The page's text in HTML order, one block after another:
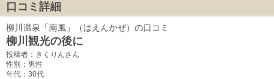
口コミ詳細
柳川温泉「南風」（はえんかぜ）の口コミ
柳川観光の後に
投稿者：きくりんさん
性別：男性
年代：30代